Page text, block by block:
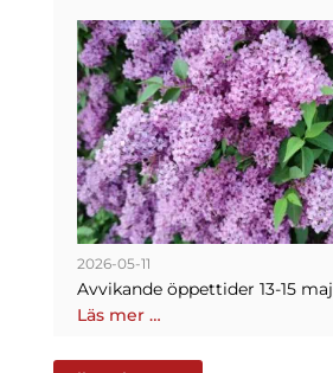
2026-05-11
Avvikande öppettider 13-15 maj
Läs mer …